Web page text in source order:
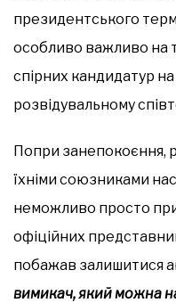
президентського
особливо важливо на
спірних кандидатур
розвідувальному
Попри занепокоєння,
їхніми союзниками
неможливо просто
офіційних
побажав залишитися
вимикач, який можна